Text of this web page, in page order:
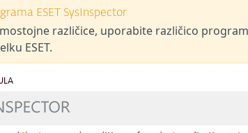
ESET SysInspector
različice, uporabite različico
ESET.